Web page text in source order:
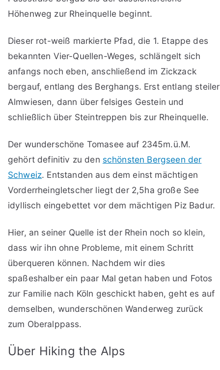
Höhenweg zur Rheinquelle beginnt.
Dieser rot-weiß markierte Pfad, die 1. Etappe des
bekannten Vier-Quellen-Weges, schlängelt sich
anfangs noch eben, anschließend im Zickzack
bergauf, entlang des Berghangs. Erst entlang steiler
Almwiesen, dann über felsiges Gestein und
schließlich über Steintreppen bis zur Rheinquelle.
Der wunderschöne Tomasee auf 2345m.ü.M.
gehört definitiv zu den schönsten Bergseen der
Schweiz. Entstanden aus dem einst mächtigen
Vorderrheingletscher liegt der 2,5ha große See
idyllisch eingebettet vor dem mächtigen Piz Badur.
Hier, an seiner Quelle ist der Rhein noch so klein,
dass wir ihn ohne Probleme, mit einem Schritt
überqueren können. Nachdem wir dies
spaßeshalber ein paar Mal getan haben und Fotos
zur Familie nach Köln geschickt haben, geht es auf
demselben, wunderschönen Wanderweg zurück
zum Oberalppass.
Über Hiking the Alps